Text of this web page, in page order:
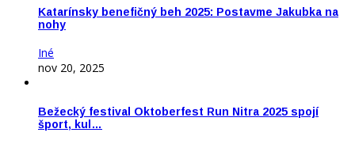
Katarínsky benefičný beh 2025: Postavme Jakubka na
nohy
Iné
nov 20, 2025
Bežecký festival Oktoberfest Run Nitra 2025 spojí
šport, kul…